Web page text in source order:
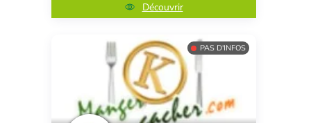
Découvrir
PAS D'INFOS